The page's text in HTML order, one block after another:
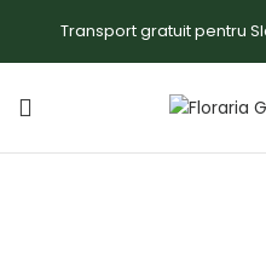
Transport gratuit pentru